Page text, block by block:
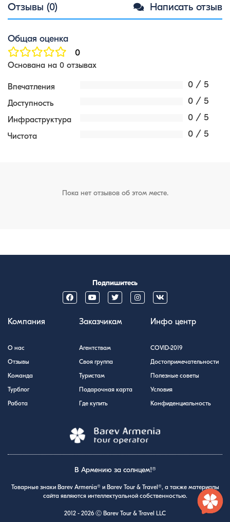
Отзывы (0) Написать отзыв
Общая оценка
0
Основана на 0 отзывах
Впечатления 0 / 5
Доступность 0 / 5
Инфраструктура 0 / 5
Чистота 0 / 5
Пока нет отзывов об этом месте.
Подпишитесь
Компания
О нас
Отзывы
Команда
Турблог
Работа
Заказчикам
Агентствам
Своя группа
Туристам
Подарочная карта
Где купить
Инфо центр
COVID-2019
Достопримечательности
Полезные советы
Условия
Конфиденциальность
В Армению за солнцем!®
Товарные знаки Barev Armenia® и Barev Tour & Travel®, а также материалы
сайта являются интеллектуальной собственностью.
2012 - 2026 Ⓒ Barev Tour & Travel LLC